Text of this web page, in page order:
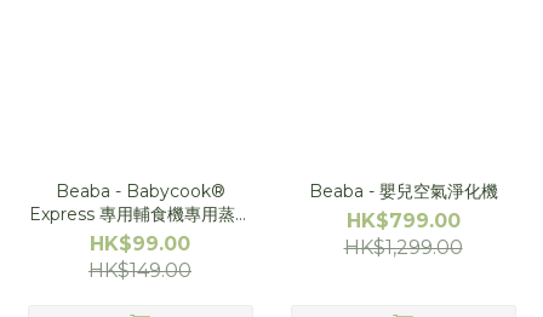
Beaba - Babycook®
Express 專用輔食機專用蒸煮
籃 - 白色 (可煮米飯 / 粥 / 麵條)
HK$99.00
HK$149.00
Beaba - 嬰兒空氣淨化機
HK$799.00
HK$1,299.00